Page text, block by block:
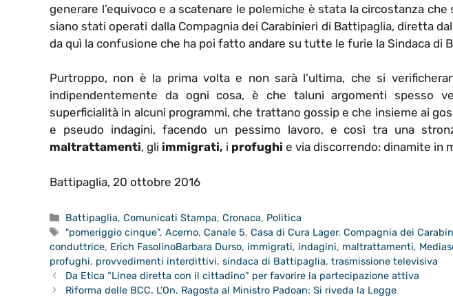
generare l’equivoco e a scatenare le polemiche è stata la circostanza
siano stati operati dalla Compagnia dei Carabinieri di Battipaglia, diretta
da quì la confusione che ha poi fatto andare su tutte le furie la Sindaca di
Purtroppo, non è la prima volta e non sarà l’ultima, che si
indipendentemente da ogni cosa, è che taluni argomenti spesso
superficialità in alcuni programmi, che trattano gossip e che insieme ai
e pseudo indagini, facendo un pessimo lavoro, e così tra una
maltrattamenti, gli immigrati, i profughi e via discorrendo: dinamite in
Battipaglia, 20 ottobre 2016
Categorie
Battipaglia,Comunicati Stampa,Cronaca, Politica
Tag
"pomeriggio cinque",Acerno,Canale 5,Casa di Cura Lager,Compagnia dei
conduttrice, Erich FasolinoBarbara Durso, immigrati, indagini, maltrattamenti,
profughi, provvedimenti interdittivi, sindaca di Battipaglia, trasmissione televisiva
Da Etica “Linea diretta con il cittadino” per favorire la partecipazione attiva
Riforma delle BCC. L’On. Ragosta al Ministro Padoan: Si riveda la Legge